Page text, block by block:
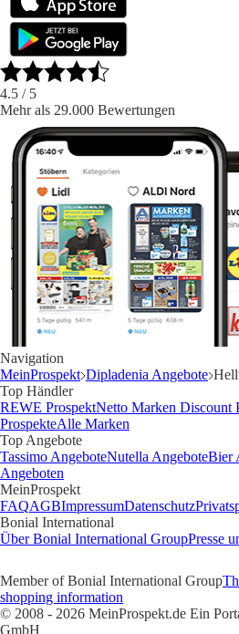
4.5 / 5
Mehr als 29.000 Bewertungen
Navigation
MeinProspekt Dipladenia Angebote
Top Händler
REWE ProspektNetto Marken Discount
ProspekteAlle Marken
Top Angebote
Tassimo AngeboteNutella AngeboteBier
Angeboten
MeinProspekt
FAQAGBImpressumDatenschutz
Bonial International
Über Bonial International GroupPresse
Member of Bonial International Group
shopping information
© 2008 - 2026 MeinProspekt.de Ein
GmbH